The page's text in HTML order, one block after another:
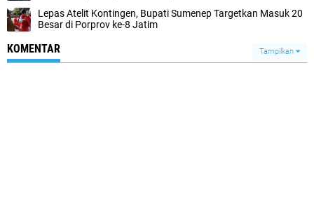
Lepas Atelit Kontingen, Bupati Sumenep Targetkan Masuk 20
Besar di Porprov ke-8 Jatim
KOMENTAR Tampilkan